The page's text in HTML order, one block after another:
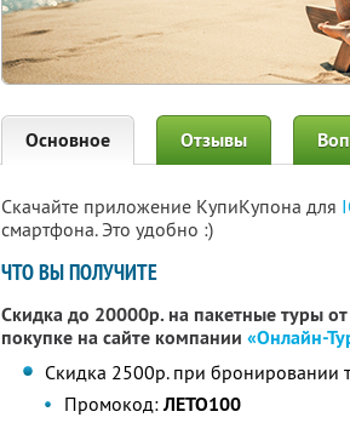
Основное Отзывы
Скачайте приложение КупиКупона для
смартфона. Это удобно :)
ЧТО ВЫ ПОЛУЧИТЕ
Скидка до 20000р. на пакетные туры
покупке на сайте компании «Онлайн-
Скидка 2500р. при бронировании
Промокод:ЛЕТО100